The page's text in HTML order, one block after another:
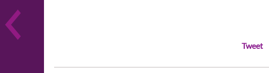
Tweet